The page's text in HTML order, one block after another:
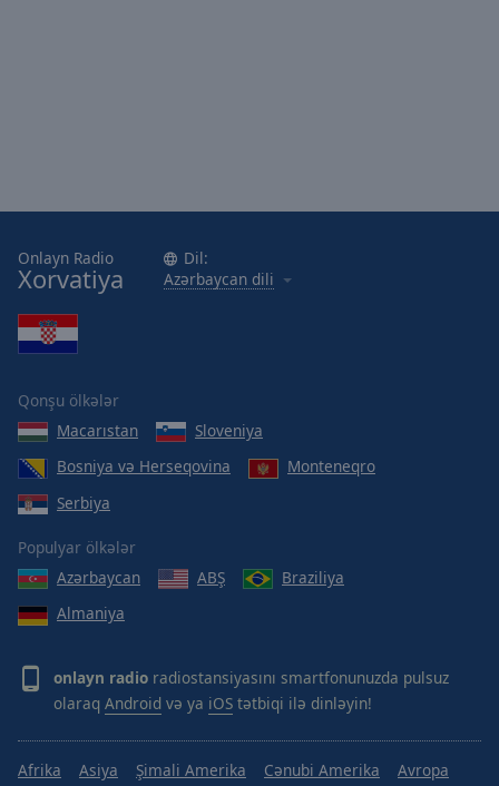
Onlayn Radio
Xorvatiya
Dil:
Azərbaycan dili
Qonşu ölkələr
Macarıstan
Sloveniya
Bosniya və Herseqovina
Monteneqro
Serbiya
Populyar ölkələr
Azərbaycan
ABŞ
Braziliya
Almaniya
onlayn radio radiostansiyasını smartfonunuzda pulsuz
olaraq Android və ya iOS tətbiqi ilə dinləyin!
Afrika Asiya Şimali Amerika Cənubi Amerika
Avropa